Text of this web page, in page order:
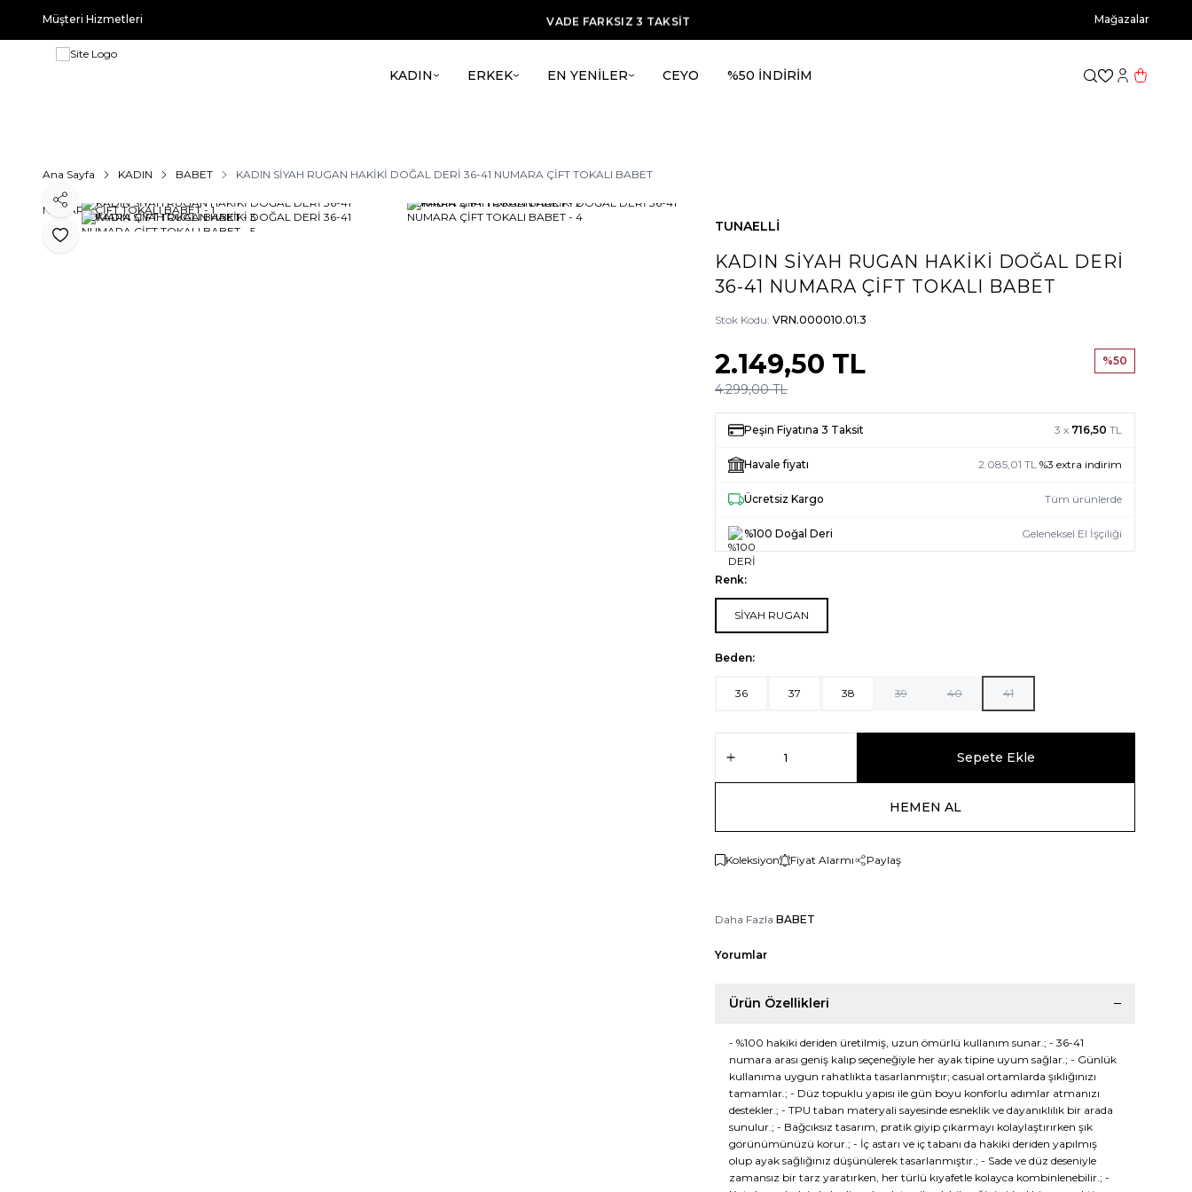
Müşteri Hizmetleri
VADE FARKSIZ 3 TAKSİT
TÜM ÜRÜNLERDE %20 İNDİRİM + ilk alışverşie %15 indirim
Mağazalar
KADIN ERKEK EN YENİLER CEYO %50 İNDİRİM Favorilerim
Hesabım
Sepetim
Ana Sayfa KADIN BABET KADIN SİYAH RUGAN HAKİKİ DOĞAL DERİ 36-41 NUMARA ÇİFT TOKALI BABET
Favoriye Ekle
Paylaş
TUNAELLİ
KADIN SİYAH RUGAN HAKİKİ DOĞAL DERİ
36-41 NUMARA ÇİFT TOKALI BABET
Stok Kodu: VRN.000010.01.3
4.299,00TL
2.149,50 TL %50
Peşin Fiyatına 3 Taksit 3 x 716,50 TL
Havale fiyatı 2.085,01 TL %3 extra indirim
Ücretsiz Kargo Tüm ürünlerde
%100 Doğal Deri Geleneksel El İşçiliği
Renk:
SİYAH RUGAN
Beden:
36 37 38 39 40 41
Sepete Ekle
HEMEN AL
Koleksiyon Fiyat Alarmı Paylaş
Daha Fazla BABET
Yorumlar
Ürün Özellikleri
- %100 hakiki deriden üretilmiş, uzun ömürlü kullanım sunar.; - 36-41
numara arası geniş kalıp seçeneğiyle her ayak tipine uyum sağlar.; - Günlük
kullanıma uygun rahatlıkta tasarlanmıştır; casual ortamlarda şıklığınızı
tamamlar.; - Düz topuklu yapısı ile gün boyu konforlu adımlar atmanızı
destekler.; - TPU taban materyali sayesinde esneklik ve dayanıklılık bir arada
sunulur.; - Bağcıksız tasarım, pratik giyip çıkarmayı kolaylaştırırken şık
görünümünüzü korur.; - İç astarı ve iç tabanı da hakiki deriden yapılmış
olup ayak sağlığınız düşünülerek tasarlanmıştır.; - Sade ve düz deseniyle
zamansız bir tarz yaratırken, her türlü kıyafetle kolayca kombinlenebilir.; -